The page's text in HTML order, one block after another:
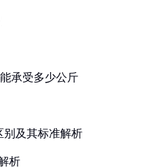
承受多少公斤
别及其标准解析
析